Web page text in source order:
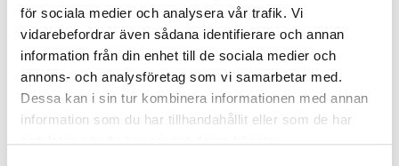
för sociala medier och analysera vår trafik. Vi
vidarebefordrar även sådana identifierare och annan
information från din enhet till de sociala medier och
annons- och analysföretag som vi samarbetar med.
Dessa kan i sin tur kombinera informationen med annan
information som du har tillhandahållit eller som de har
samlat in när du har använt deras tjänster.